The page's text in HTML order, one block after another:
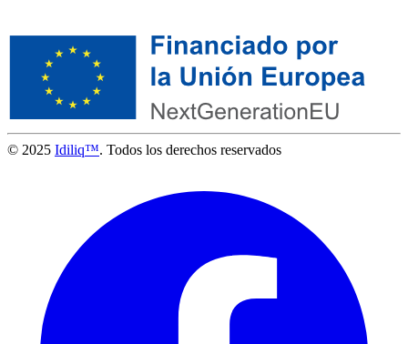
© 2025 Idiliq™. Todos los derechos reservados